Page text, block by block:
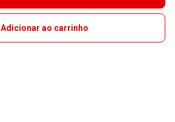
Adicionar ao carrinho